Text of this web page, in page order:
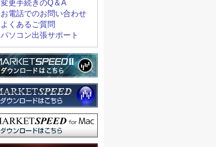
変更手続きのQ＆A
お電話でのお問い合わせ
よくあるご質問
パソコン出張サポート